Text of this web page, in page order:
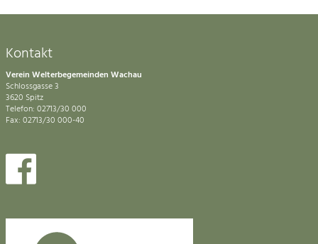
Kontakt
Verein Welterbegemeinden Wachau
Schlossgasse 3
3620 Spitz
Telefon: 02713/30 000
Fax: 02713/30 000-40